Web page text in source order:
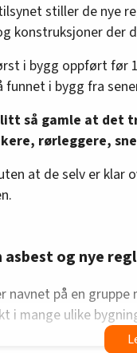
stiller de nye
konstruksjoner der
i bygg oppført før
funnet i bygg fra
så gamle at det
rørleggere,
at de selv er klar
asbest og nye
navnet på en
i mange ulike
150 personer dør av